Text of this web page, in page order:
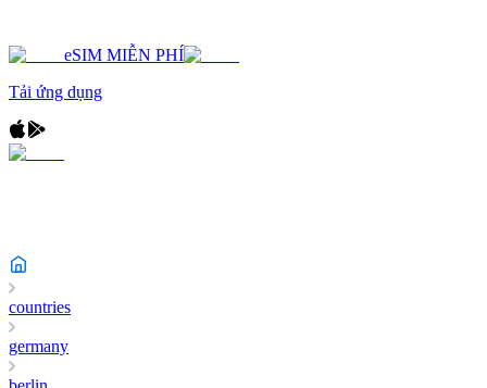
eSIM MIỄN PHÍ
Tải ứng dụng
countries
germany